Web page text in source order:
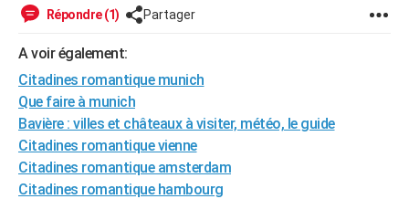
Forum
Aménagement intérieur
Extérieur
Cuisine
Salle de bains
Jardinage
Rangement
WEEK-END
LIFESTYLE
Art de vivre
Bien-être
Loisirs
Mode
Modes de vie
SANTE
Alimentation
Guide de la santé
Maladies
Médicaments
Sommeil
VOYAGE
Destinations
City break
Voyage nature
Voyage de noces
Forum
Climat
+PHOTO
GUIDES D'ACHAT
Répondre (1) Partager
A voir également:
Citadines romantique munich
Que faire à munich
Bavière : villes et châteaux à visiter, météo, le guide
Citadines romantique vienne
Citadines romantique amsterdam
Citadines romantique hambourg